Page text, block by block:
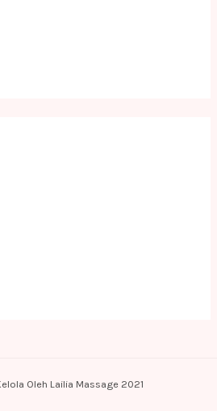
Oleh Lailia Massage 2021